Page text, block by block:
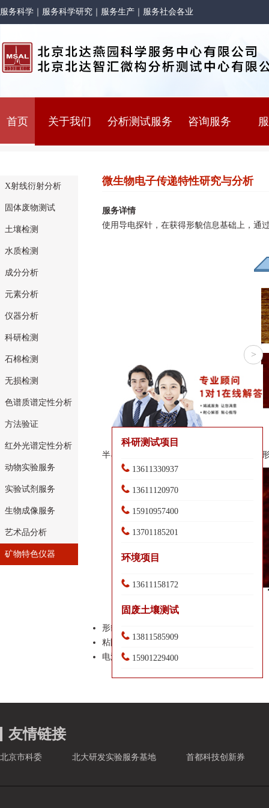
服务科学｜服务科学研究｜服务生产｜服务社会各业
首页 关于我们 分析测试服务 咨询服务
X射线衍射分析
固体废物测试
土壤检测
水质检测
成分分析
元素分析
仪器分析
科研检测
石棉检测
无损检测
色谱质谱定性分析
方法验证
红外光谱定性分析
动物实验服务
实验试剂服务
生物成像服务
艺术品分析
矿物特色仪器
微生物电子传递特性研究与分析
服务详情
使用导电探针，在获得形貌信息基础上，通
半导体矿物表面附着微生物细胞，同步获得
形貌：基于给定setpoint扫描管Z轴高度
粘附力：基于逐点力曲线的变形情况
电流：基于逐点针尖电流的积分
友情链接
北京市科委 北大研发实验服务基地 首都科技创新券
>
科研测试项目
13611330937
13611120970
15910957400
13701185201
环境项目
13611158172
固废土壤测试
13811585909
15901229400